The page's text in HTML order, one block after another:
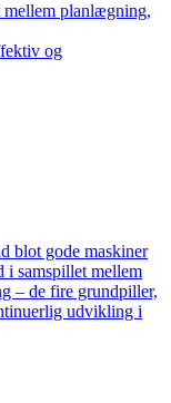
mellem planlægning,
og
blot gode maskiner
i samspillet mellem
– de fire grundpiller,
udvikling i